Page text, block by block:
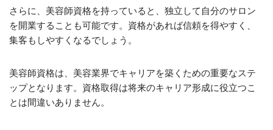
さらに、美容師資格を持っていると、独立して自分のサロン
を開業することも可能です。資格があれば信頼を得やすく、
集客もしやすくなるでしょう。
美容師資格は、美容業界でキャリアを築くための重要なステ
ップとなります。資格取得は将来のキャリア形成に役立つこ
とは間違いありません。